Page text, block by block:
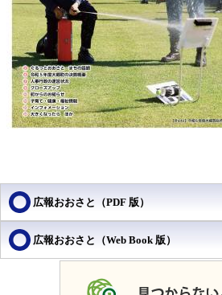
広報おおさと（PDF 版）
広報おおさと（Web Book 版）